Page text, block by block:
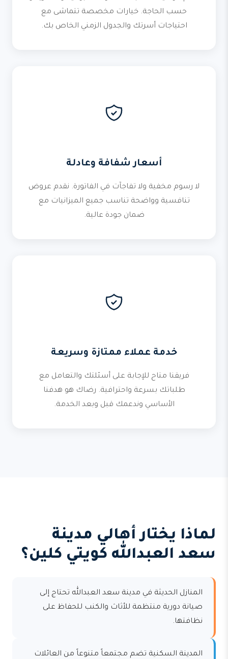
حسب الحاجة. خيارات مخصصة تتماشى مع
احتياجات أسرتك والجدول الزمني الخاص بك.
أسعار شفافة وعادلة
لا رسوم مخفية ولا تفاجآت في الفاتورة. نقدم عروض
تنافسية وواضحة تناسب جميع الميزانيات مع
ضمان جودة عالية.
خدمة عملاء ممتازة وسريعة
فريقنا متاح للإجابة على أسئلتك والتعامل مع
طلباتك بسرعة واحترافية. رضاك هو هدفنا
الأساسي وندعمك قبل وبعد الخدمة.
لماذا يختار أهالي مدينة
سعد العبدالله كويتي كلين؟
المنازل الحديثة في مدينة سعد العبدالله تحتاج إلى
صيانة دورية منتظمة للأثاث والكنب للحفاظ على
نظافتها.
المدينة السكنية تضم مجتمعاً متنوعاً من العائلات